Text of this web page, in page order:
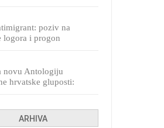
poziv na
logora i progon
novu Antologiju
hrvatske gluposti:
ARHIVA